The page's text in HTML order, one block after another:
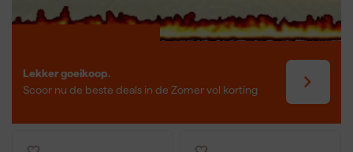
Lekker goeikoop.
Scoor nu de beste deals in de Zomer vol korting